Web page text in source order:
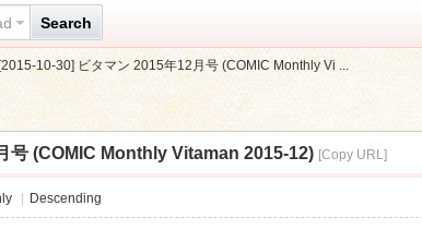
Search
[2015-10-30] ビタマン 2015年12月号 (COMIC Monthly Vi ...
号 (COMIC Monthly Vitaman 2015-12) [Copy URL]
Descending